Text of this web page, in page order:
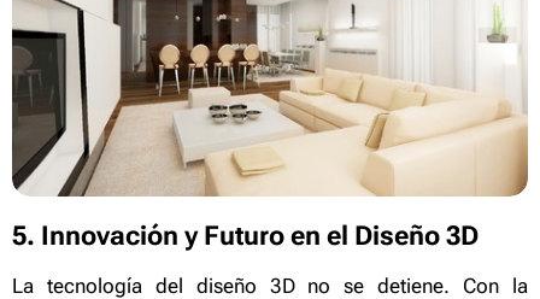
5. Innovación y Futuro en el Diseño 3D
La tecnología del diseño 3D no se detiene. Con la